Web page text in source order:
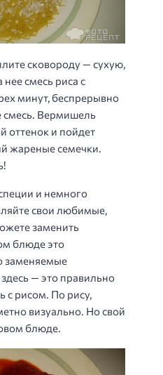
сковороду — сухую,
смесь риса с
минут, беспрерывно
смесь. Вермишель
оттенок и пойдет
жареные семечки.
и немного
свои любимые,
заменить
блюде это
заменяемые
— это правильно
с рисом. По рису,
визуально. Но свой
блюде.